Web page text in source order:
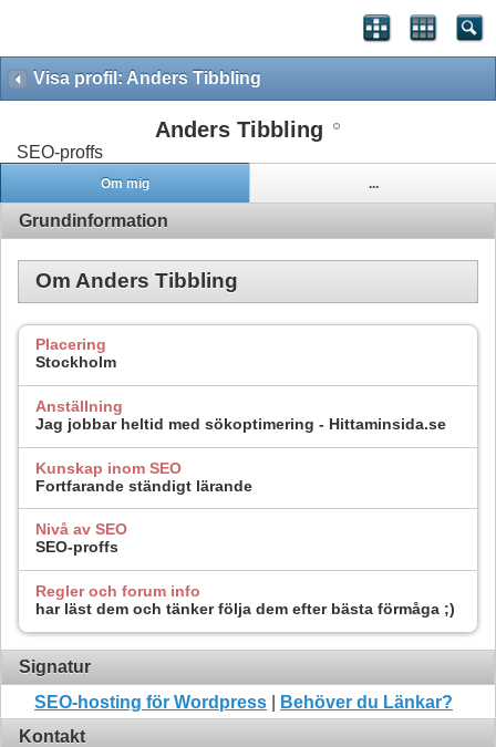
Visa profil: Anders Tibbling
Anders Tibbling
SEO-proffs
Om mig ...
Grundinformation
Om Anders Tibbling
Placering
Stockholm
Anställning
Jag jobbar heltid med sökoptimering - Hittaminsida.se
Kunskap inom SEO
Fortfarande ständigt lärande
Nivå av SEO
SEO-proffs
Regler och forum info
har läst dem och tänker följa dem efter bästa förmåga ;)
Signatur
SEO-hosting för Wordpress
Behöver du Länkar?
Kontakt